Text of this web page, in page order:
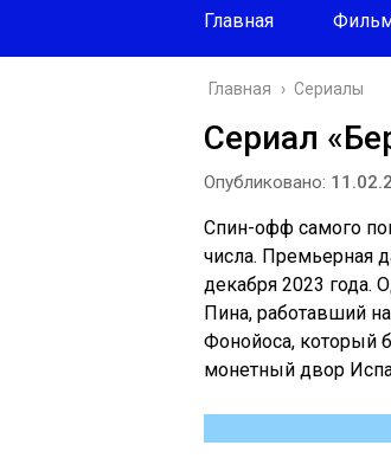
Главная
Главная › Сериалы
Сериал
Опубликовано:
Спин-офф самого
числа. Премьерная
декабря 2023 года.
Пина, работавший
Фонойоса, который
монетный двор